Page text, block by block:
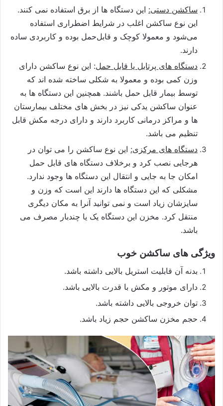
ساکشن دستی: این دستگاه ها از برق استفاده نمی کنند.
این نوع ساکشن اغلب در شرایط اضطراری استفاده
می‌شود و معمولا کوچک و قابل‌حمل بوده و کاربردی ساده
دارند.
دستگاه ‌های پرتابل یا قابل حمل: این نوع ساکشن دارای
وزن کمی بوده و معمولا به شکلی ساخته شده ‌اند که
توسط بیمار قابل حمل ‌باشند. همچنین این دستگاه‌ ها به
عنوان ساکشن یدکی نیز در بخش ‌های مختلف بیمارستان‌
ها و مراکز درمانی کاربرد دارند و دارای درجه مکش قابل
تنظیم می باشد.
دستگاه‌ های مرکزی: این نوع ساکشن را می‌ توان در
هرجایی نصب کرد و برخلاف دستگاه ‌های قابل حمل
امکان جا به جایی و انتقال این دستگا‌ه ها وجود ندارد.
مشکلی که این دستگاه ها دارند این است که وزن و
سایزشان زیاد است و نمی توانید آنرا به مکان دیگری
منتقل کرد. مخزن این دستگاه یک یا چندبار مصرف می
باشد.
ویژگی های ساکشن خوب
بدنه آن قابلیت استریل بالایی داشته باشد.
دارای موتور و مکش با قدرت بالایی باشد.
توان خروجی بالایی داشته باشد.
حجم مخزن ساکشن حجم زیاد باشد.